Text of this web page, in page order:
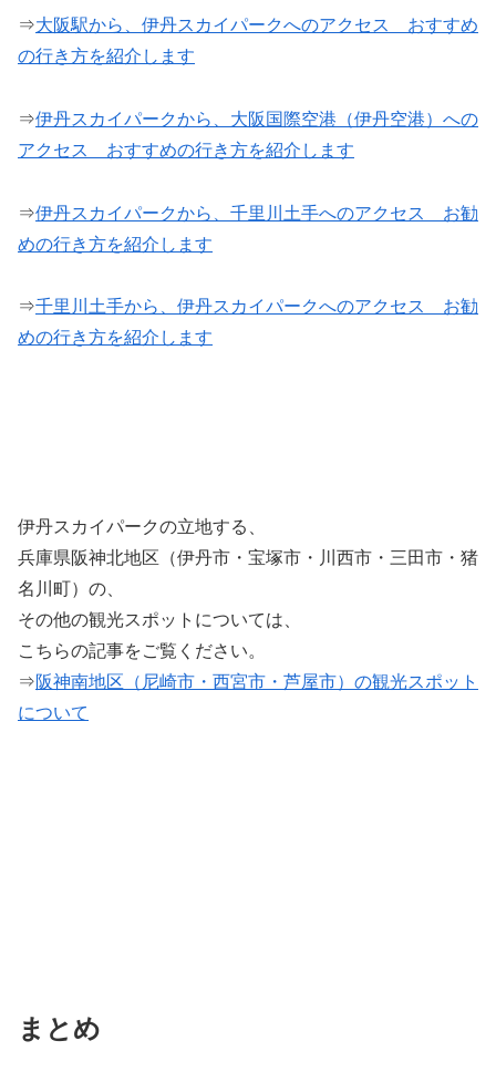
⇒大阪駅から、伊丹スカイパークへのアクセス おすすめ
の行き方を紹介します
⇒伊丹スカイパークから、大阪国際空港（伊丹空港）への
アクセス おすすめの行き方を紹介します
⇒伊丹スカイパークから、千里川土手へのアクセス お勧
めの行き方を紹介します
⇒千里川土手から、伊丹スカイパークへのアクセス お勧
めの行き方を紹介します
伊丹スカイパークの立地する、
兵庫県阪神北地区（伊丹市・宝塚市・川西市・三田市・猪
名川町）の、
その他の観光スポットについては、
こちらの記事をご覧ください。
⇒阪神南地区（尼崎市・西宮市・芦屋市）の観光スポット
について
まとめ